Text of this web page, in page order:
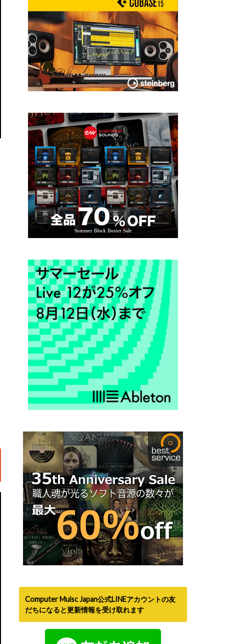
Computer Muisc Japan公式LINEアカウントの友
だちになると更新情報を受け取れます